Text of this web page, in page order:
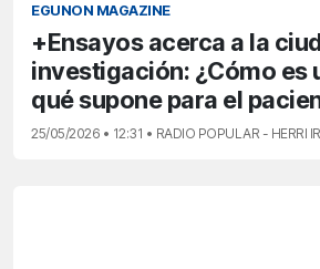
EGUNON MAGAZINE
+Ensayos acerca a la
investigación: ¿Cómo es
qué supone para el
25/05/2026 • 12:31 • RADIO POPULAR - HERRI